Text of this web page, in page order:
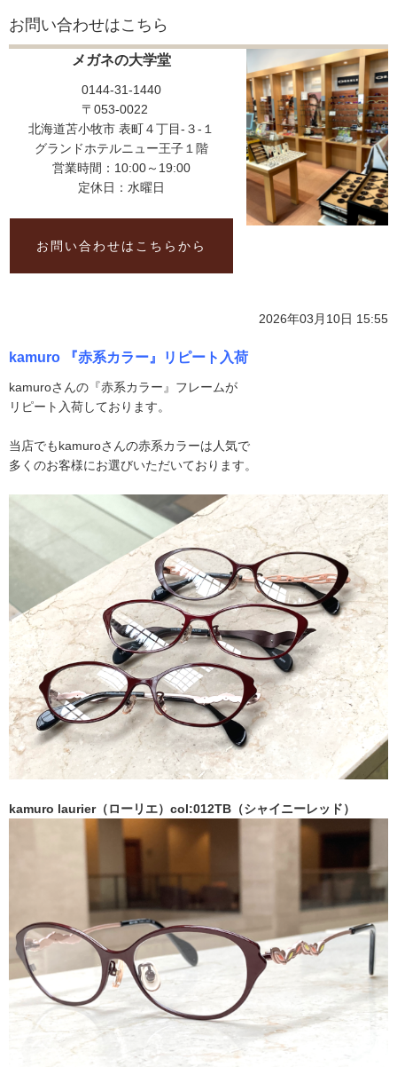
お問い合わせはこちら
メガネの大学堂
0144-31-1440
〒053-0022
北海道苫小牧市 表町４丁目-３-１
グランドホテルニュー王子１階
営業時間：10:00～19:00
定休日：水曜日
お問い合わせはこちらから
2026年03月10日 15:55
kamuro 『赤系カラー』リピート入荷
kamuroさんの『赤系カラー』フレームが
リピート入荷しております。
当店でもkamuroさんの赤系カラーは人気で
多くのお客様にお選びいただいております。
kamuro laurier（ローリエ）col:012TB（シャイニーレッド）